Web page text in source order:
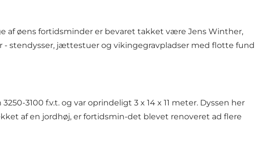
af øens fortidsminder er bevaret takket være Jens Winther,
stendysser, jættestuer og vikingegravpladser med flotte fund
3100 f.v.t. og var oprindeligt 3 x 14 x 11 meter. Dyssen her
af en jordhøj, er fortidsmin-det blevet renoveret ad flere